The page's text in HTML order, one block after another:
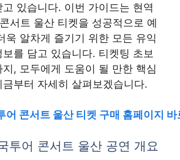
있습니다. 이번 가이드는 현역
서트 울산 티켓을 성공적으로 예
욱 알차게 즐기기 위한 모든 유익
를 담고 있습니다. 티켓팅 초보
, 모두에게 도움이 될 만한 핵심
부터 자세히 살펴보겠습니다.
어 콘서트 울산 티켓 구매 홈페이지 바
투어 콘서트 울산 공연 개요